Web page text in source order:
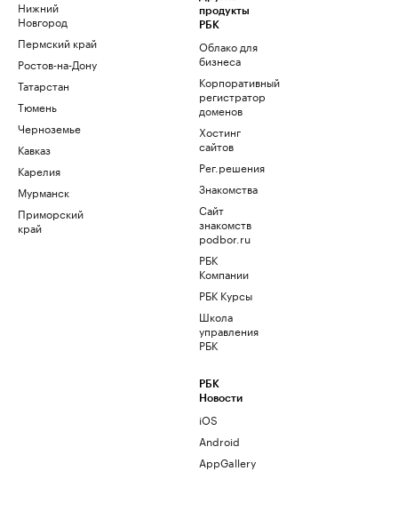
Нижний
Новгород
Пермский край
Ростов-на-Дону
Татарстан
Тюмень
Черноземье
Кавказ
Карелия
Мурманск
Приморский
край
продукты
РБК
Облако для
бизнеса
Корпоративный
регистратор
доменов
Хостинг
сайтов
Рег.решения
Знакомства
Сайт
знакомств
podbor.ru
РБК
Компании
РБК Курсы
Школа
управления
РБК
РБК
Новости
iOS
Android
AppGallery